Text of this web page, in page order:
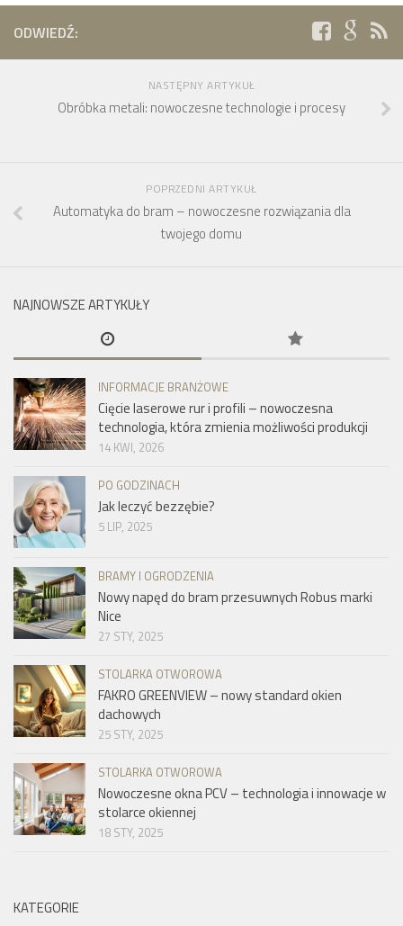
ODWIEDŹ:
NASTĘPNY ARTYKUŁ
Obróbka metali: nowoczesne technologie i procesy
POPRZEDNI ARTYKUŁ
Automatyka do bram – nowoczesne rozwiązania dla
twojego domu
NAJNOWSZE ARTYKUŁY
INFORMACJE BRANŻOWE
Cięcie laserowe rur i profili – nowoczesna
technologia, która zmienia możliwości produkcji
14 KWI, 2026
PO GODZINACH
Jak leczyć bezzębie?
5 LIP, 2025
BRAMY I OGRODZENIA
Nowy napęd do bram przesuwnych Robus marki
Nice
27 STY, 2025
STOLARKA OTWOROWA
FAKRO GREENVIEW – nowy standard okien
dachowych
25 STY, 2025
STOLARKA OTWOROWA
Nowoczesne okna PCV – technologia i innowacje w
stolarce okiennej
18 STY, 2025
KATEGORIE